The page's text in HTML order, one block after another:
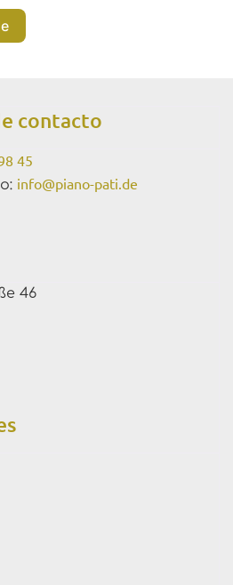
contacto
45
info@piano-pati.de
46